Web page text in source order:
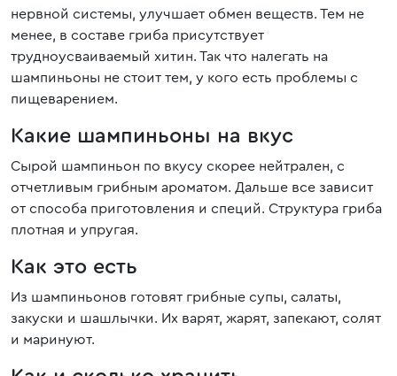
нервной системы, улучшает обмен веществ. Тем не
менее, в составе гриба присутствует
трудноусваиваемый хитин. Так что налегать на
шампиньоны не стоит тем, у кого есть проблемы с
пищеварением.
Какие шампиньоны на вкус
Сырой шампиньон по вкусу скорее нейтрален, с
отчетливым грибным ароматом. Дальше все зависит
от способа приготовления и специй. Структура гриба
плотная и упругая.
Как это есть
Из шампиньонов готовят грибные супы, салаты,
закуски и шашлычки. Их варят, жарят, запекают, солят
и маринуют.